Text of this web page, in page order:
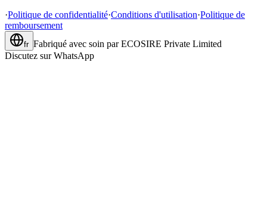
·Politique de confidentialité·Conditions d'utilisation·Politique de
remboursement
fr Fabriqué avec soin par ECOSIRE Private Limited
Discutez sur WhatsApp